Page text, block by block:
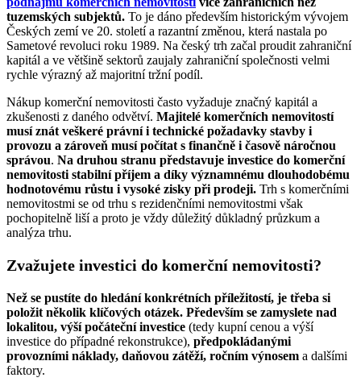
tuzemských subjektů. To je dáno především historickým vývojem
Českých zemí ve 20. století a razantní změnou, která nastala po
Sametové revoluci roku 1989. Na český trh začal proudit zahraniční
kapitál a ve většině sektorů zaujaly zahraniční společnosti velmi
rychle výrazný až majoritní tržní podíl.
Nákup komerční nemovitosti často vyžaduje značný kapitál a
zkušenosti z daného odvětví. Majitelé komerčních nemovitostí
musí znát veškeré právní i technické požadavky stavby i
provozu a zároveň musí počítat s finančně i časově náročnou
správou. Na druhou stranu představuje investice do komerční
nemovitosti stabilní příjem a díky významnému dlouhodobému
hodnotovému růstu i vysoké zisky při prodeji. Trh s komerčními
nemovitostmi se od trhu s rezidenčními nemovitostmi však
pochopitelně liší a proto je vždy důležitý důkladný průzkum a
analýza trhu.
Zvažujete investici do komerční nemovitosti?
Než se pustíte do hledání konkrétních příležitostí, je třeba si
položit několik klíčových otázek. Především se zamyslete nad
lokalitou, výší počáteční investice (tedy kupní cenou a výší
investice do případné rekonstrukce), předpokládanými
provozními náklady, daňovou zátěží, ročním výnosem a dalšími
faktory.